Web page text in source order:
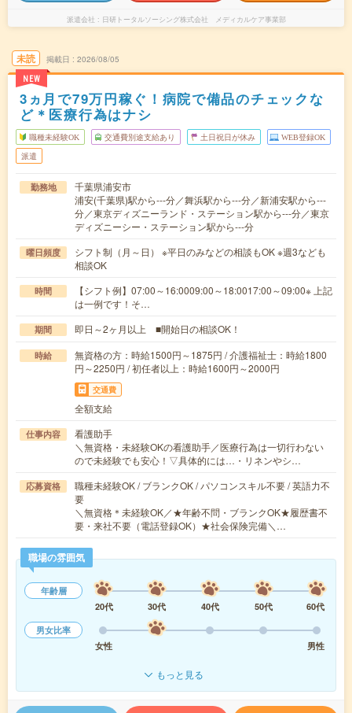
派遣会社 日研トータルソーシング株式会社 メディカルケア事業部
未読
NEW
掲載日 2026/08/05
3ヵ月で79万円稼ぐ！病院で備品のチェックな
ど＊医療行為はナシ
職種未経験OK 交通費別途支給あり 土日祝日が休み WEB登録OK
派遣
勤務地
千葉県浦安市
浦安(千葉県)駅から---分／舞浜駅から---分／新浦安駅から---
分／東京ディズニーランド・ステーション駅から---分／東京
ディズニーシー・ステーション駅から---分
曜日頻度
シフト制（月～日） ※平日のみなどの相談もOK ※週3なども
相談OK
時間
【シフト例】07:00～16:0009:00～18:0017:00～09:00※ 上記
は一例です！そ…
期間 即日～2ヶ月以上 ■開始日の相談OK！
時給
無資格の方：時給1500円～1875円 / 介護福祉士：時給1800
円～2250円 / 初任者以上：時給1600円～2000円
交通費
全額支給
仕事内容
看護助手
＼無資格・未経験OKの看護助手／医療行為は一切行わない
ので未経験でも安心！▽具体的には…・リネンやシ…
応募資格
職種未経験OK / ブランクOK / パソコンスキル不要 / 英語力不
要
＼無資格＊未経験OK／★年齢不問・ブランクOK★履歴書不
要・来社不要（電話登録OK）★社会保険完備＼…
職場の雰囲気
年齢層
20代
30代 40代 50代
60代
男女比率
女性
男性
もっと見る